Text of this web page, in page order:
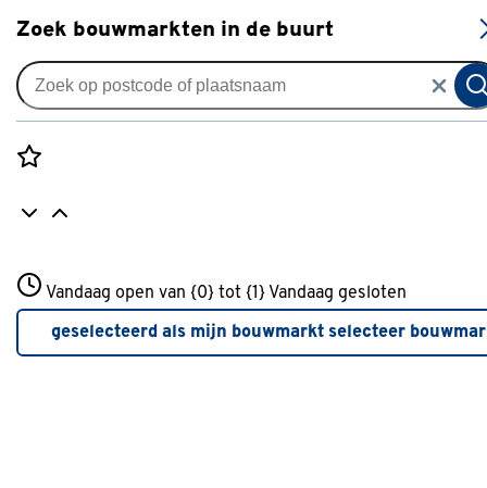
Markies effen bruin (kleurnr.
0 klantreview review
Zoek bouwmarkten in de buurt
3772JH Amersfoort
+31 01234567
Meer over deze bouwmarkt
Vandaag open van {0} tot {1} Vandaag gesloten
geselecteerd als mijn bouwmarkt selecteer